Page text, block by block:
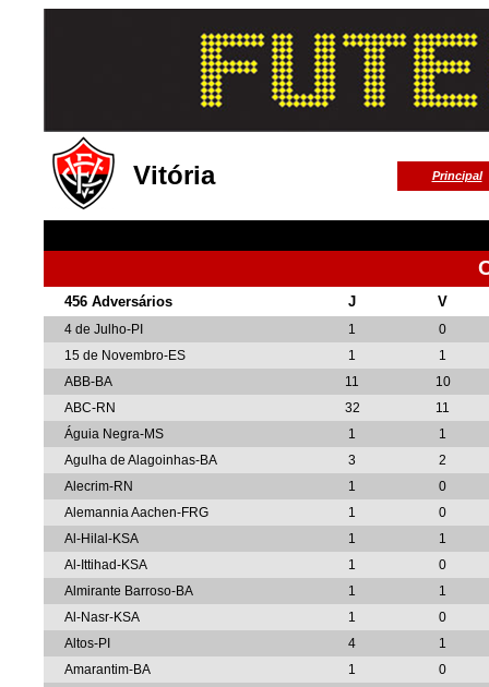
Vitória Principal
456 Adversários J V
4 de Julho-PI 1
0
15 de Novembro-ES
1
1
ABB-BA
11
10
ABC-RN
32
11
Águia Negra-MS
1
1
Agulha de Alagoinhas-BA
3
2
Alecrim-RN
1
0
Alemannia Aachen-FRG
1
0
Al-Hilal-KSA
1
1
Al-Ittihad-KSA
1
0
Almirante Barroso-BA
1
1
Al-Nasr-KSA
1
0
Altos-PI
4
1
Amarantim-BA
1
0